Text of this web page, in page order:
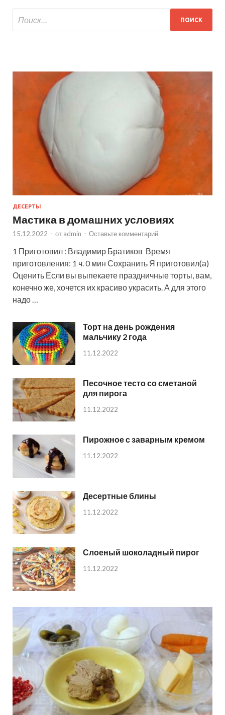
ДЕСЕРТЫ
Мастика в домашних условиях
15.12.2022 - от admin - Оставьте комментарий
1 Приготовил : Владимир Братиков Время
приготовления: 1 ч. 0 мин Сохранить Я приготовил(а)
Оценить Если вы выпекаете праздничные торты, вам,
конечно же, хочется их красиво украсить. А для этого
надо …
Торт на день рождения
мальчику 2 года
11.12.2022
Песочное тесто со сметаной
для пирога
11.12.2022
Пирожное с заварным кремом
11.12.2022
Десертные блины
11.12.2022
Слоеный шоколадный пирог
11.12.2022